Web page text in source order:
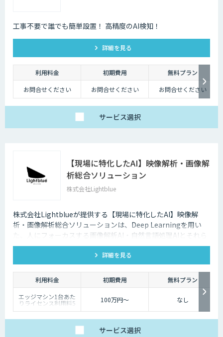
工事不要で誰でも簡単設置！ 高精度のAI検知！
詳細を見る
利用料金 初期費用
無料プラン
お問合せください
お問合せください お問合せください
サービス選択
【現場に特化したAI】映像解析・画像解
析総合ソリューション
株式会社Lightblue
株式会社Lightblueが提供する【現場に特化したAI】映像解
析・画像解析総合ソリューションは、Deep Learningを用い
た、人にフォーカスする画像解析AI・自然言語処理AIとそれら
を使った現場で動くIoTシステムです。 人間が人を目で見て判
断する仕事のデジタル化を支援します。
詳細を見る
利用料金 初期費用
無料プラン
エッジマシン1台あた
りライセンス利用料5
万円/月（エッジマシン
100万円～ なし
サービス選択